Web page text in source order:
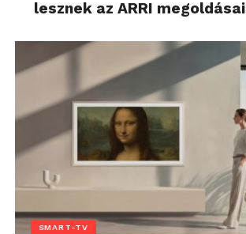
lesznek az ARRI megoldásai
SMART-TV